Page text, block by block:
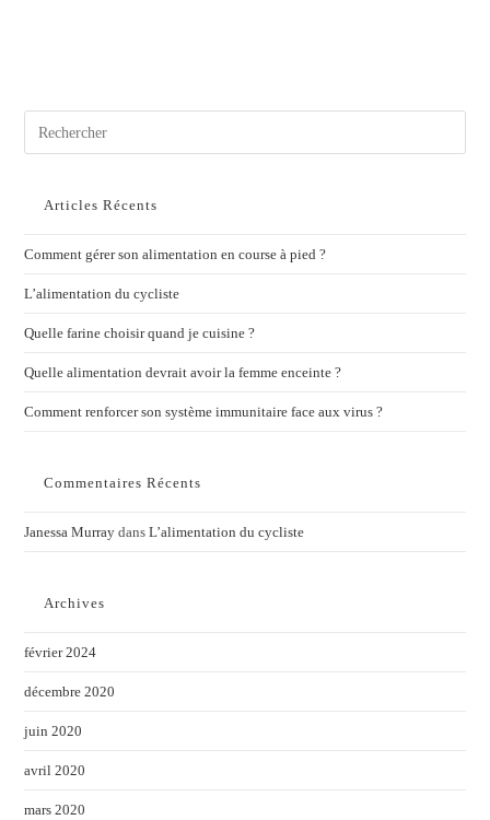
Articles Récents
Comment gérer son alimentation en course à pied ?
L’alimentation du cycliste
Quelle farine choisir quand je cuisine ?
Quelle alimentation devrait avoir la femme enceinte ?
Comment renforcer son système immunitaire face aux virus ?
Commentaires Récents
Janessa Murray dansL’alimentation du cycliste
Archives
février 2024
décembre 2020
juin 2020
avril 2020
mars 2020